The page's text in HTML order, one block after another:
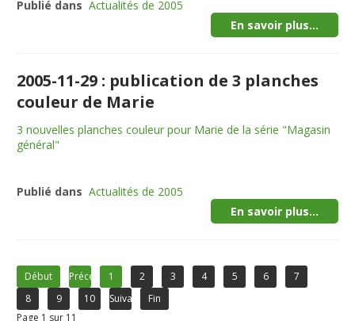
Publié dans Actualités de 2005
En savoir plus...
2005-11-29 : publication de 3 planches
couleur de Marie
3 nouvelles planches couleur pour Marie de la série "Magasin
général"
Publié dans Actualités de 2005
En savoir plus...
Début Précédent1 2 3 4 5 6
7
8
9 10 Suivant
Fin
Page 1 sur 11